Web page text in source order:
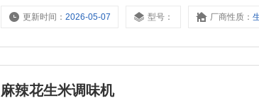
更新时间：2026-05-07 型号： 厂商性质：
麻辣花生米调味机